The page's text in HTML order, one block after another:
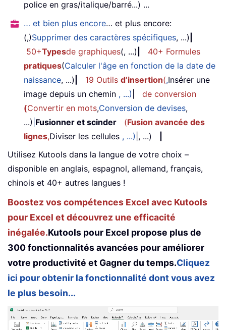
police en gras/italique/barré...) ...
… et bien plus encore… et plus encore:
(,)Supprimer des caractères spécifiques, ...)
50+Typesde graphiques(, ...)
40+ Formules
pratiques(Calculer l'âge en fonction de la date de
naissance, ...) 19 Outils d’insertion(,Insérer une
image depuis un chemin , ...)
de conversion
(Convertir en mots,Conversion de devises,
...) Fusionner et scinder (Fusion avancée des
lignes,Diviser les cellules , ...) |, ...)
Utilisez Kutools dans la langue de votre choix –
disponible en anglais, espagnol, allemand, français,
chinois et 40+ autres langues !
Boostez vos compétences Excel avec Kutools
pour Excel et découvrez une efficacité
inégalée.Kutools pour Excel propose plus de
300 fonctionnalités avancées pour améliorer
votre productivité et Gagner du temps.Cliquez
ici pour obtenir la fonctionnalité dont vous avez
le plus besoin...